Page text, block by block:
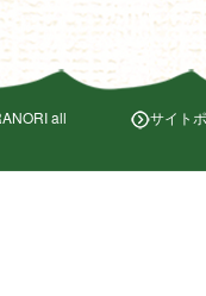
all
サイト